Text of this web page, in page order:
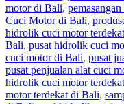
motor di Bali,
Cuci Motor di Bali,
hidrolik cuci motor
Bali, pusat hidrolik cuci
cuci motor di Bali, pusat
pusat penjualan alat cuci
hidrolik cuci motor
motor terdekat di Bali,